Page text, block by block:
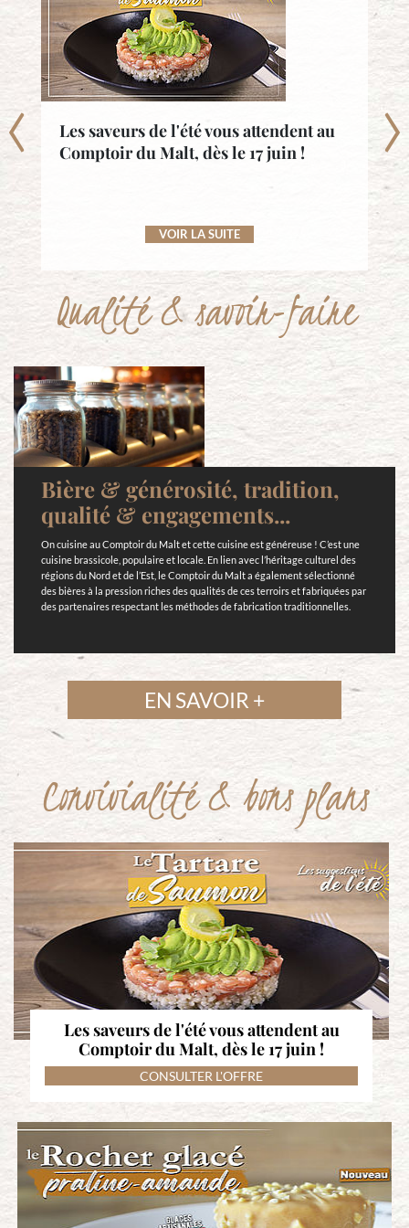
!
Les saveurs de l'été vous attendent au
Comptoir du Malt, dès le 17 juin !
VOIR LA SUITE
Qualité & savoir-faire
Bière & générosité, tradition,
qualité & engagements...
On cuisine au Comptoir du Malt et cette cuisine est généreuse ! C’est une
cuisine brassicole, populaire et locale. En lien avec l’héritage culturel des
régions du Nord et de l’Est, le Comptoir du Malt a également sélectionné
des bières à la pression riches des qualités de ces terroirs et fabriquées par
des partenaires respectant les méthodes de fabrication traditionnelles.
EN SAVOIR +
Convivialité & bons plans
Les saveurs de l'été vous attendent au
Comptoir du Malt, dès le 17 juin !
CONSULTER L'OFFRE